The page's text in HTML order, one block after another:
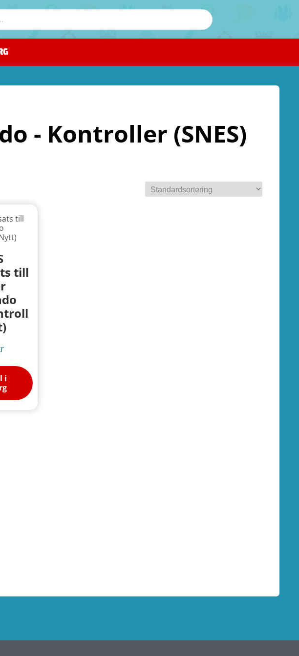
- Kontroller (SNES)
till
i